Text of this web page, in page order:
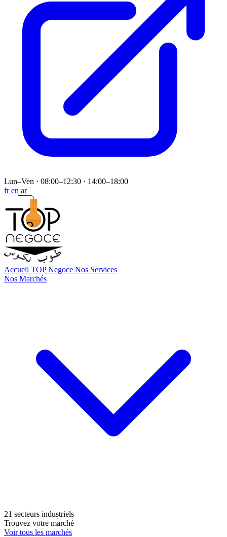
Lun–Ven · 08:00–12:30 · 14:00–18:00
fren ar
Accueil TOP Negoce Nos Services
Nos Marchés
21 secteurs industriels
Trouvez votre marché
Voir tous les marchés